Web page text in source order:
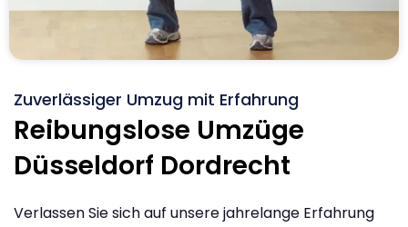
Zuverlässiger Umzug mit Erfahrung
Reibungslose Umzüge
Düsseldorf Dordrecht
Verlassen Sie sich auf unsere jahrelange Erfahrung